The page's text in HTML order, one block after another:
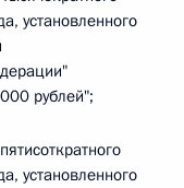
установленного
рублей";
установленного